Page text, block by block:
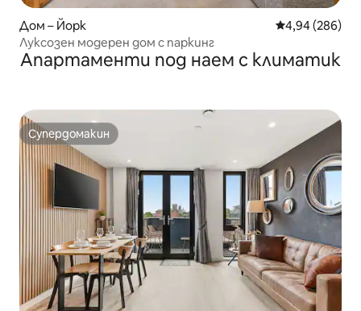
Дом – Йорк Средна
4,94 (286)
Луксозен модерен дом с паркинг
Апартаменти под наем с климатик
Супердомакин
Супердомакин